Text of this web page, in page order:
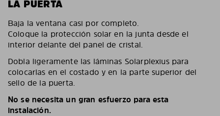
LA PUERTA
Baja la ventana casi por completo.
Coloque la protección solar en la junta desde el
interior delante del panel de cristal.
Dobla ligeramente las láminas Solarplexius para
colocarlas en el costado y en la parte superior del
sello de la puerta.
No se necesita un gran esfuerzo para esta
instalación.